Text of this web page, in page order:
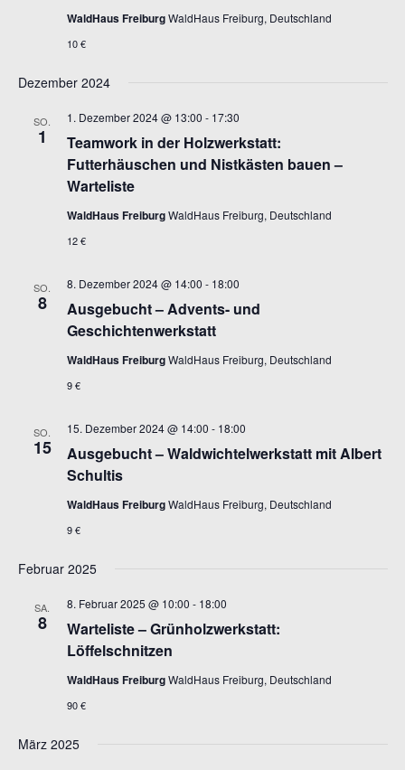
WaldHaus FreiburgWaldHaus Freiburg, Deutschland
10 €
Dezember 2024
SO.
1
Teamwork in der Holzwerkstatt:
Futterhäuschen und Nistkästen bauen –
Warteliste
1. Dezember 2024 @ 13:00 - 17:30
WaldHaus FreiburgWaldHaus Freiburg, Deutschland
12 €
SO.
8
Ausgebucht – Advents- und
Geschichtenwerkstatt
8. Dezember 2024 @ 14:00 - 18:00
WaldHaus FreiburgWaldHaus Freiburg, Deutschland
9 €
SO.
15
Ausgebucht – Waldwichtelwerkstatt mit Albert
Schultis
15. Dezember 2024 @ 14:00 - 18:00
WaldHaus FreiburgWaldHaus Freiburg, Deutschland
9 €
Februar 2025
SA.
8
Warteliste – Grünholzwerkstatt:
Löffelschnitzen
8. Februar 2025 @ 10:00 - 18:00
WaldHaus FreiburgWaldHaus Freiburg, Deutschland
90 €
März 2025